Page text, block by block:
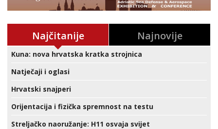
Najčitanije Najnovije
Kuna: nova hrvatska kratka strojnica
Natječaji i oglasi
Hrvatski snajperi
Orijentacija i fizička spremnost na testu
Streljačko naoružanje: H11 osvaja svijet